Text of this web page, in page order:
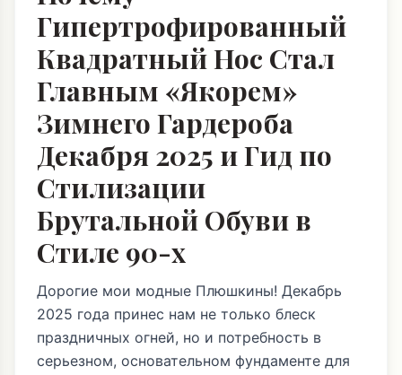
Гипертрофированный
Квадратный Нос Стал
Главным «Якорем»
Зимнего Гардероба
Декабря 2025 и Гид по
Стилизации
Брутальной Обуви в
Стиле 90-х
Дорогие мои модные Плюшкины! Декабрь
2025 года принес нам не только блеск
праздничных огней, но и потребность в
серьезном, основательном фундаменте для